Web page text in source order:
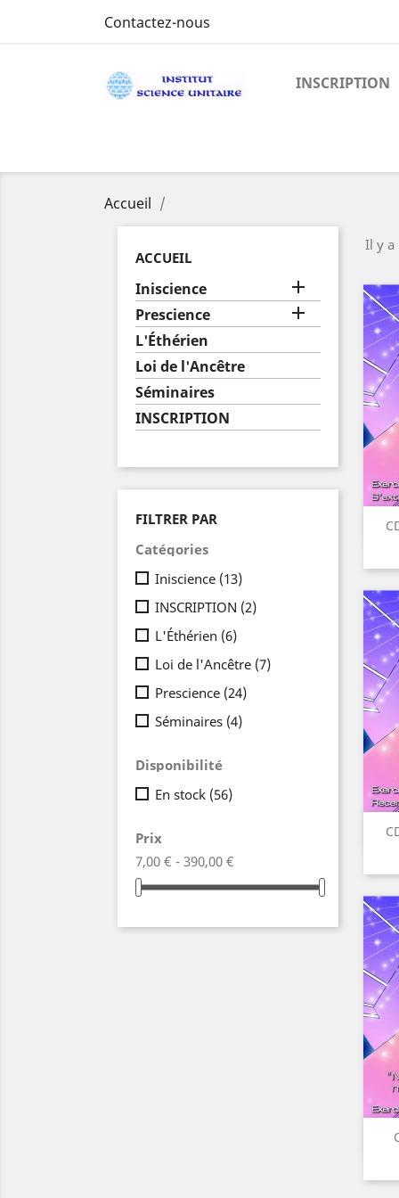
Contactez-nous
INSCRIPTION
Accueil
ACCUEIL
Iniscience 
Prescience 
L'Éthérien
Loi de l'Ancêtre
Séminaires
INSCRIPTION
FILTRER PAR
Catégories
Iniscience (13)
INSCRIPTION (2)
L'Éthérien (6)
Loi de l'Ancêtre (7)
Prescience (24)
Séminaires (4)
Disponibilité
En stock (56)
Prix
7,00 € - 390,00 €
Il y a